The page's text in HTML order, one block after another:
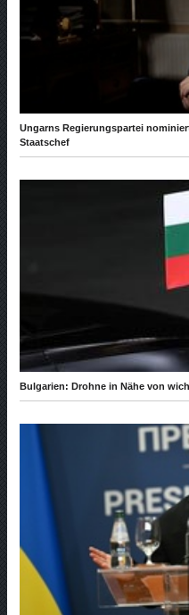
Ungarns Regierungspartei
Staatschef
Bulgarien: Drohne in Nähe von